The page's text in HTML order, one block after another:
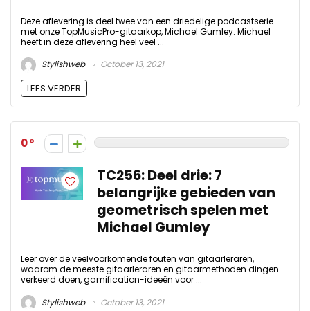
Deze aflevering is deel twee van een driedelige podcastserie
met onze TopMusicPro-gitaarkop, Michael Gumley. Michael
heeft in deze aflevering heel veel ...
Stylishweb
October 13, 2021
LEES VERDER
0
TC256: Deel drie: 7
belangrijke gebieden van
geometrisch spelen met
Michael Gumley
Leer over de veelvoorkomende fouten van gitaarleraren,
waarom de meeste gitaarleraren en gitaarmethoden dingen
verkeerd doen, gamification-ideeën voor ...
Stylishweb
October 13, 2021